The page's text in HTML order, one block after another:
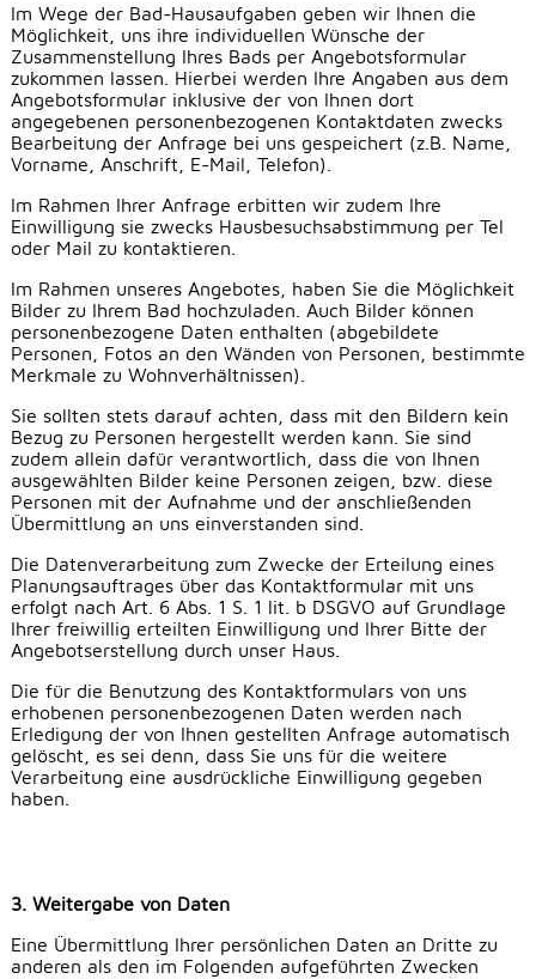
Im Wege der Bad-Hausaufgaben geben wir Ihnen die
Möglichkeit, uns ihre individuellen Wünsche der
Zusammenstellung Ihres Bads per Angebotsformular
zukommen lassen. Hierbei werden Ihre Angaben aus dem
Angebotsformular inklusive der von Ihnen dort
angegebenen personenbezogenen Kontaktdaten zwecks
Bearbeitung der Anfrage bei uns gespeichert (z.B. Name,
Vorname, Anschrift, E-Mail, Telefon).
Im Rahmen Ihrer Anfrage erbitten wir zudem Ihre
Einwilligung sie zwecks Hausbesuchsabstimmung per Tel
oder Mail zu kontaktieren.
Im Rahmen unseres Angebotes, haben Sie die Möglichkeit
Bilder zu Ihrem Bad hochzuladen. Auch Bilder können
personenbezogene Daten enthalten (abgebildete
Personen, Fotos an den Wänden von Personen, bestimmte
Merkmale zu Wohnverhältnissen).
Sie sollten stets darauf achten, dass mit den Bildern kein
Bezug zu Personen hergestellt werden kann. Sie sind
zudem allein dafür verantwortlich, dass die von Ihnen
ausgewählten Bilder keine Personen zeigen, bzw. diese
Personen mit der Aufnahme und der anschließenden
Übermittlung an uns einverstanden sind.
Die Datenverarbeitung zum Zwecke der Erteilung eines
Planungsauftrages über das Kontaktformular mit uns
erfolgt nach Art. 6 Abs. 1 S. 1 lit. b DSGVO auf Grundlage
Ihrer freiwillig erteilten Einwilligung und Ihrer Bitte der
Angebotserstellung durch unser Haus.
Die für die Benutzung des Kontaktformulars von uns
erhobenen personenbezogenen Daten werden nach
Erledigung der von Ihnen gestellten Anfrage automatisch
gelöscht, es sei denn, dass Sie uns für die weitere
Verarbeitung eine ausdrückliche Einwilligung gegeben
haben.
3. Weitergabe von Daten
Eine Übermittlung Ihrer persönlichen Daten an Dritte zu
anderen als den im Folgenden aufgeführten Zwecken